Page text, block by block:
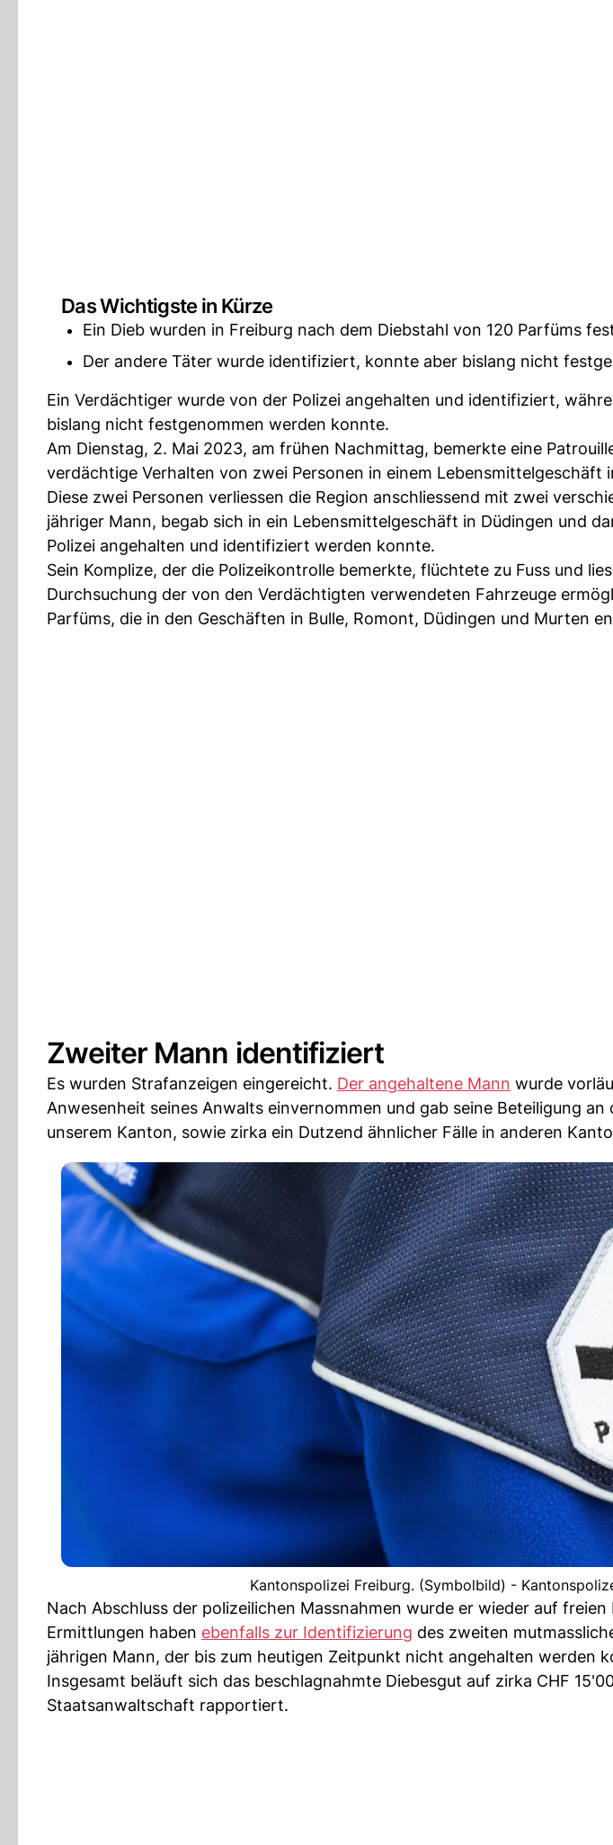
Das Wichtigste in Kürze
Ein Dieb wurden in Freiburg nach dem Diebstahl von 120 Parfüms
Der andere Täter wurde identifiziert, konnte aber bislang nicht
Ein Verdächtiger wurde von der Polizei angehalten und identifiziert,
bislang nicht festgenommen werden konnte.
Am Dienstag, 2. Mai 2023, am frühen Nachmittag, bemerkte eine
verdächtige Verhalten von zwei Personen in einem Lebensmittelgeschäft
Diese zwei Personen verliessen die Region anschliessend mit zwei
jähriger Mann, begab sich in ein Lebensmittelgeschäft in Düdingen und
Polizei angehalten und identifiziert werden konnte.
Sein Komplize, der die Polizeikontrolle bemerkte, flüchtete zu Fuss und
Durchsuchung der von den Verdächtigten verwendeten Fahrzeuge
Parfüms, die in den Geschäften in Bulle, Romont, Düdingen und Murten
Zweiter Mann identifiziert
Es wurden Strafanzeigen eingereicht. Der angehaltene Mann wurde
Anwesenheit seines Anwalts einvernommen und gab seine Beteiligung an
unserem Kanton, sowie zirka ein Dutzend ähnlicher Fälle in anderen
Kantonspolizei Freiburg. (Symbolbild) -
Nach Abschluss der polizeilichen Massnahmen wurde er wieder auf freien
Ermittlungen haben ebenfalls zur Identifizierung des zweiten
jährigen Mann, der bis zum heutigen Zeitpunkt nicht angehalten werden
Insgesamt beläuft sich das beschlagnahmte Diebesgut auf zirka CHF
Staatsanwaltschaft rapportiert.